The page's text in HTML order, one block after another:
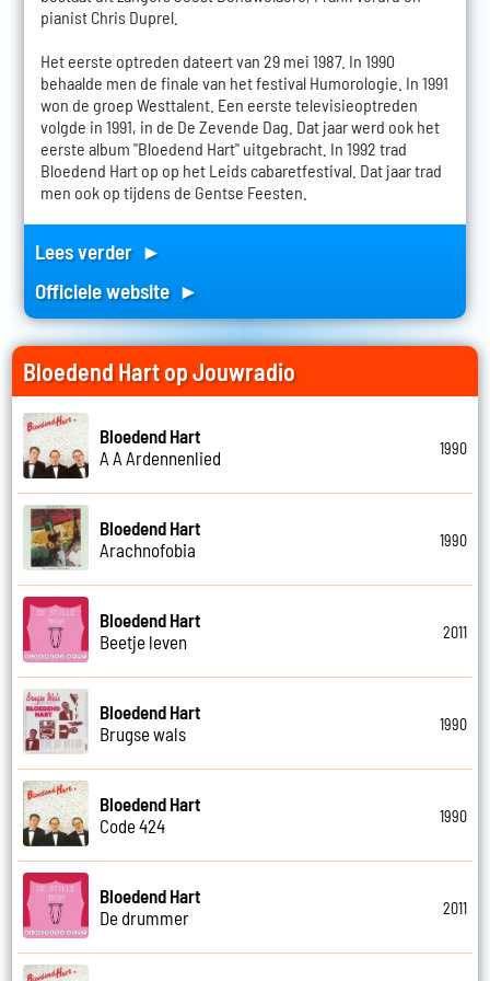
pianist Chris Duprel.
Het eerste optreden dateert van 29 mei 1987. In 1990
behaalde men de finale van het festival Humorologie. In 1991
won de groep Westtalent. Een eerste televisieoptreden
volgde in 1991, in de De Zevende Dag. Dat jaar werd ook het
eerste album "Bloedend Hart" uitgebracht. In 1992 trad
Bloedend Hart op op het Leids cabaretfestival. Dat jaar trad
men ook op tijdens de Gentse Feesten.
Lees verder ►
Officiele website ►
Bloedend Hart op Jouwradio
Bloedend Hart
A A Ardennenlied
1990
Bloedend Hart
Arachnofobia
1990
Bloedend Hart
Beetje leven
2011
Bloedend Hart
Brugse wals
1990
Bloedend Hart
Code 424
1990
Bloedend Hart
De drummer
2011